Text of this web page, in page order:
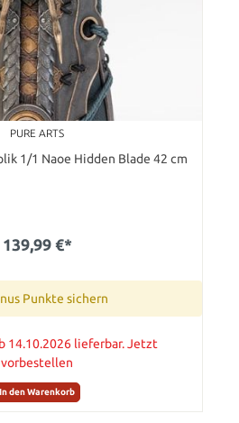
PURE ARTS
1/1 Naoe Hidden Blade 42 cm
139,99 €*
Punkte sichern
14.10.2026 lieferbar. Jetzt
vorbestellen
In den Warenkorb